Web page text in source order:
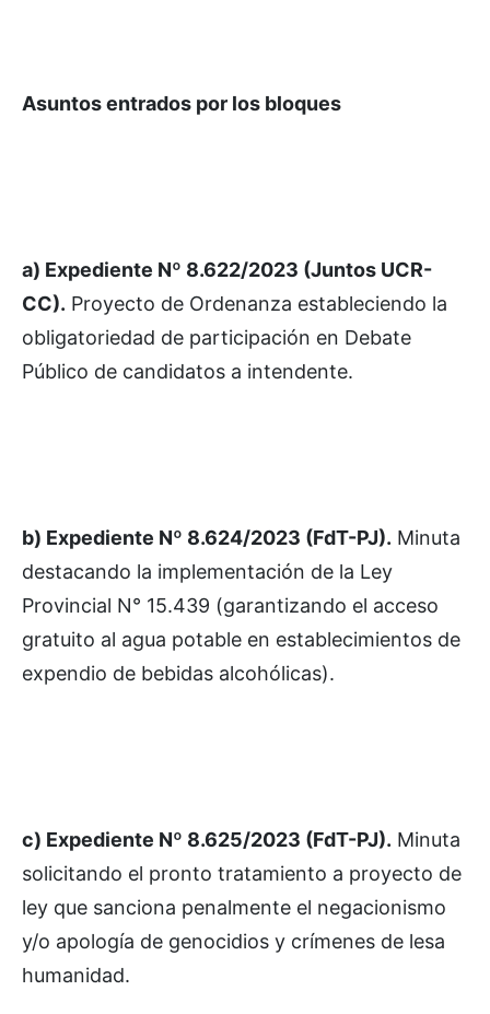
Asuntos entrados por los bloques
a) Expediente Nº 8.622/2023 (Juntos UCR-
CC). Proyecto de Ordenanza estableciendo la
obligatoriedad de participación en Debate
Público de candidatos a intendente.
b) Expediente Nº 8.624/2023 (FdT-PJ). Minuta
destacando la implementación de la Ley
Provincial N° 15.439 (garantizando el acceso
gratuito al agua potable en establecimientos de
expendio de bebidas alcohólicas).
c) Expediente Nº 8.625/2023 (FdT-PJ). Minuta
solicitando el pronto tratamiento a proyecto de
ley que sanciona penalmente el negacionismo
y/o apología de genocidios y crímenes de lesa
humanidad.